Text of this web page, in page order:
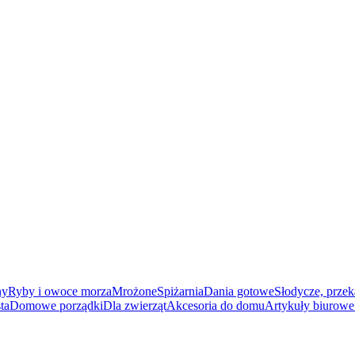
Ryby i owoce morzaMrożoneSpiżarniaDania gotoweSłodycze,
Domowe porządkiDla zwierzątAkcesoria do domuArtykuły